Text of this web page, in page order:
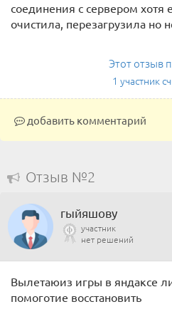
соединения с сервером хотя
очистила, перезагрузила но
Этот отзыв
1 участник
добавить комментарий
Отзыв №2
гыйяшову
участник
нет решений
Вылетаюиз игры в яндаксе
помоготие восстановить